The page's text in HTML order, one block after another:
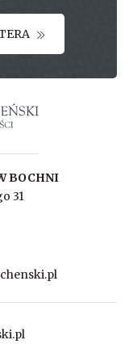
BOCHNI
31